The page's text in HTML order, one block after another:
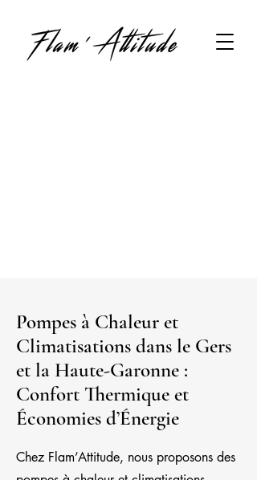
Pompes à Chaleur et
Climatisations dans le Gers
et la Haute-Garonne :
Confort Thermique et
Économies d’Énergie
​Chez Flam’Attitude, nous proposons des